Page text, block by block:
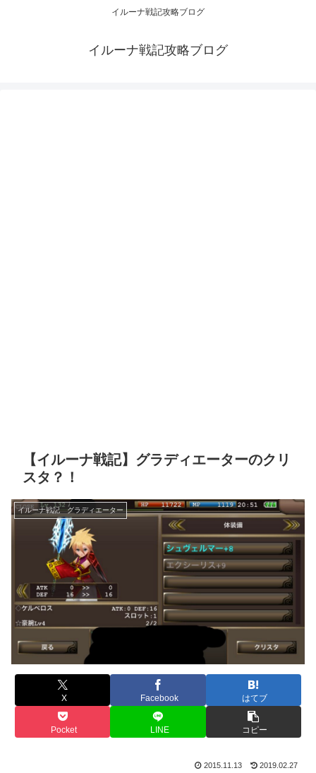
イルーナ戦記攻略ブログ
イルーナ戦記攻略ブログ
【イルーナ戦記】グラディエーターのクリ
スタ？！
イルーナ戦記 グラディエーター
X Facebook はてブ
Pocket LINE コピー
2015.11.13 2019.02.27